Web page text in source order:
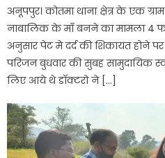
अनूपपुर। कोतमा थाना क्षेत्र के एक
नाबालिक के माँ बनने का मामला 4
अनुसार पेट मे दर्द की शिकायत होने
परिजन बुधवार की सुबह सामुदायिक
लिए आये थे डाॅक्टरो ने […]